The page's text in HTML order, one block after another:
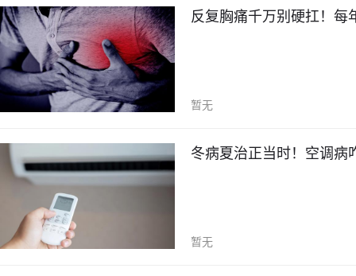
反复胸痛千万别硬扛！每
暂无
冬病夏治正当时！空调病
暂无